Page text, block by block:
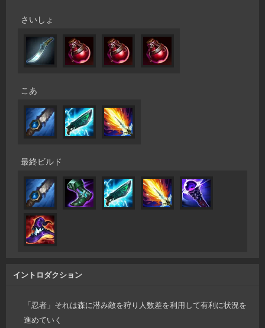
さいしょ
こあ
最終ビルド
イントロダクション
「忍者」それは森に潜み敵を狩り人数差を利用して有利に状況を
進めていく